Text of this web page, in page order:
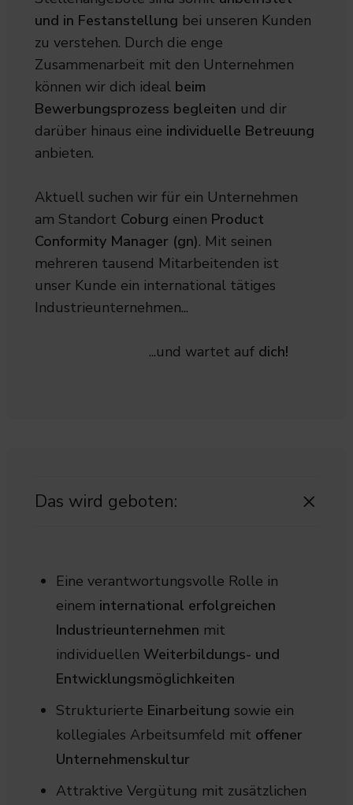
und in Festanstellung bei unseren Kunden
zu verstehen. Durch die enge
Zusammenarbeit mit den Unternehmen
können wir dich ideal beim
Bewerbungsprozess begleiten und dir
darüber hinaus eine individuelle Betreuung
anbieten.
Aktuell suchen wir für ein Unternehmen
am Standort Coburg einen Product
Conformity Manager (gn). Mit seinen
mehreren tausend Mitarbeitenden ist
unser Kunde ein international tätiges
Industrieunternehmen...
...und wartet auf dich!
Das wird geboten:
Eine verantwortungsvolle Rolle in
einem international erfolgreichen
Industrieunternehmen mit
individuellen Weiterbildungs- und
Entwicklungsmöglichkeiten
Strukturierte Einarbeitung sowie ein
kollegiales Arbeitsumfeld mit offener
Unternehmenskultur
Attraktive Vergütung mit zusätzlichen